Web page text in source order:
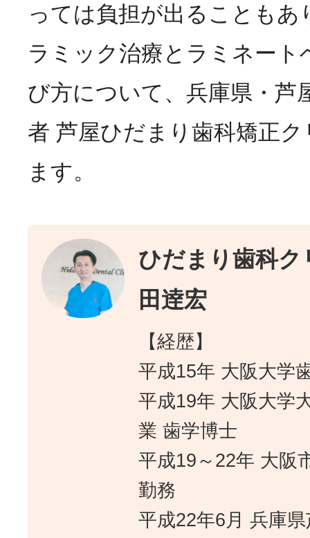
っては負担が出ることもあ
ラミック治療とラミネート
び方について、兵庫県・芦
者 芦屋ひだまり歯科矯正
ます。
ひだまり歯科ク
田逹宏
【経歴】
平成15年 大阪大学
平成19年 大阪大学
業 歯学博士
平成19～22年 大阪
勤務
平成22年6月 兵庫